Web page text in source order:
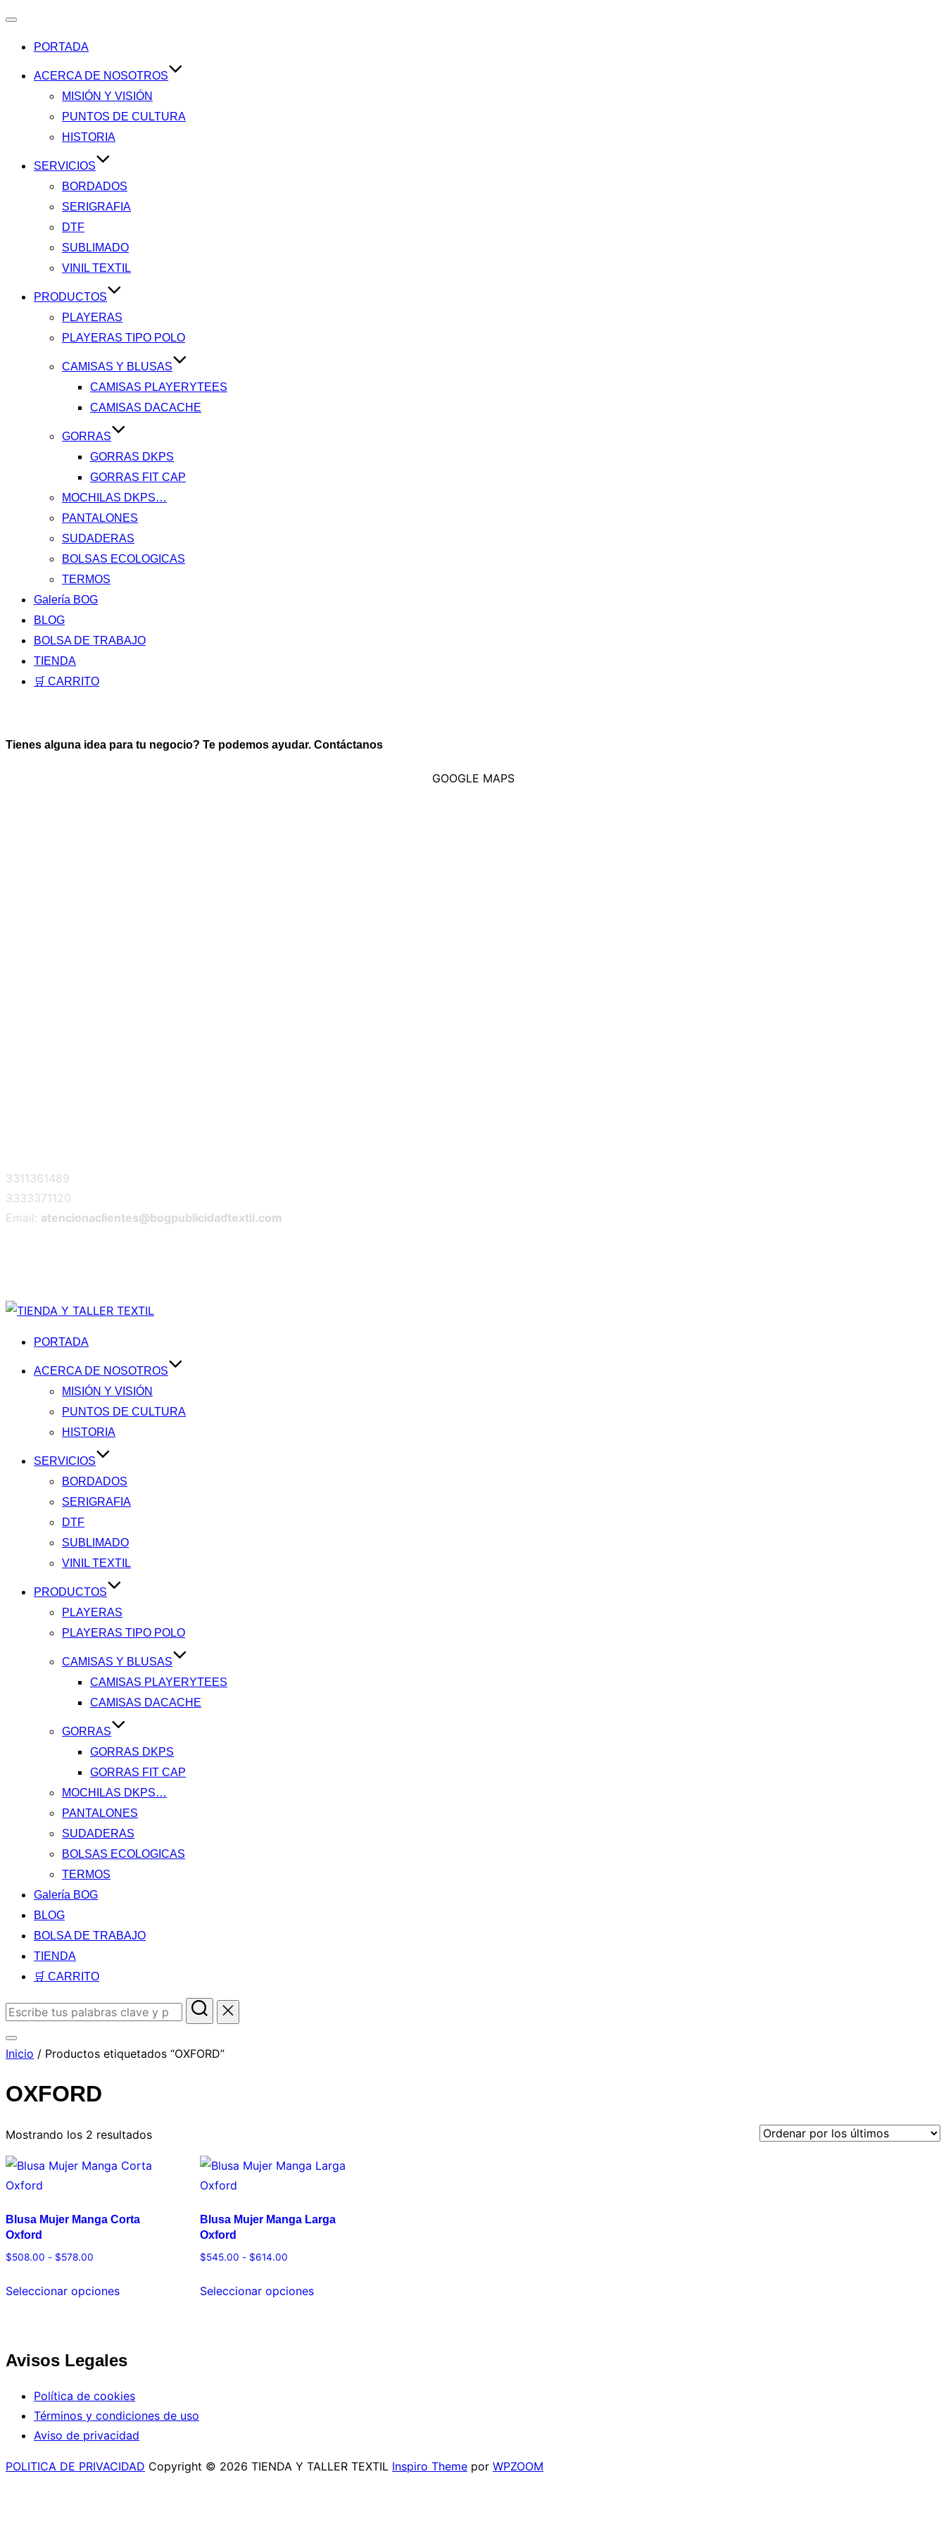
PORTADA
ACERCA DE NOSOTROS
MISIÓN Y VISIÓN
PUNTOS DE CULTURA
HISTORIA
SERVICIOS
BORDADOS
SERIGRAFIA
DTF
SUBLIMADO
VINIL TEXTIL
PRODUCTOS
PLAYERAS
PLAYERAS TIPO POLO
CAMISAS Y BLUSAS
CAMISAS PLAYERYTEES
CAMISAS DACACHE
GORRAS
GORRAS DKPS
GORRAS FIT CAP
MOCHILAS DKPS…
PANTALONES
SUDADERAS
BOLSAS ECOLOGICAS
TERMOS
Galería BOG
BLOG
BOLSA DE TRABAJO
TIENDA
🛒 CARRITO
Tienes alguna idea para tu negocio? Te podemos ayudar. Contáctanos
GOOGLE MAPS
3311361489
3333371120
Email: atencionaclientes@bogpublicidadtextil.com
PORTADA
ACERCA DE NOSOTROS
MISIÓN Y VISIÓN
PUNTOS DE CULTURA
HISTORIA
SERVICIOS
BORDADOS
SERIGRAFIA
DTF
SUBLIMADO
VINIL TEXTIL
PRODUCTOS
PLAYERAS
PLAYERAS TIPO POLO
CAMISAS Y BLUSAS
CAMISAS PLAYERYTEES
CAMISAS DACACHE
GORRAS
GORRAS DKPS
GORRAS FIT CAP
MOCHILAS DKPS…
PANTALONES
SUDADERAS
BOLSAS ECOLOGICAS
TERMOS
Galería BOG
BLOG
BOLSA DE TRABAJO
TIENDA
🛒 CARRITO
Inicio / Productos etiquetados “OXFORD”
OXFORD
Mostrando los 2 resultados
Blusa Mujer Manga Corta
Oxford
$508.00 - $578.00
Seleccionar opciones
Blusa Mujer Manga Larga
Oxford
$545.00 - $614.00
Seleccionar opciones
Avisos Legales
Política de cookies
Términos y condiciones de uso
Aviso de privacidad
POLITICA DE PRIVACIDAD Copyright © 2026 TIENDA Y TALLER TEXTIL Inspiro Theme por WPZOOM